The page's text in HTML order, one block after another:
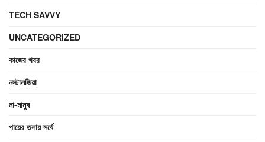
TECH SAVVY
UNCATEGORIZED
কাজের খবর
নস্টালজিয়া
না-মানুষ
পায়ের তলায় সর্ষে